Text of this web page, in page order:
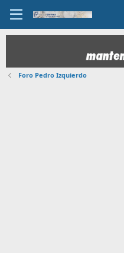
Foro Pedro Izquierdo